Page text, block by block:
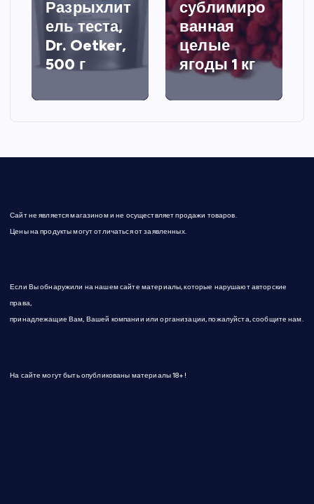
Разрыхлит
ель теста,
Dr. Oetker,
500 г
сублимиро
ванная
целые
ягоды 1 кг
Сайт не является магазином и не осуществляет продажи товаров.
Цены на продукты могут отличаться от заявленных.
Если Вы обнаружили на нашем сайте материалы, которые нарушают авторские
права,
принадлежащие Вам, Вашей компании или организации, пожалуйста, сообщите нам.
На сайте могут быть опубликованы материалы 18+!